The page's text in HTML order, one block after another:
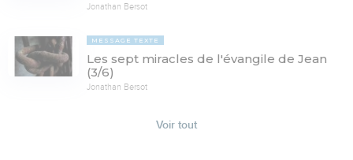
Jonathan Bersot
MESSAGE TEXTE
Les sept miracles de l'évangile de Jean
(3/6)
Jonathan Bersot
Voir tout